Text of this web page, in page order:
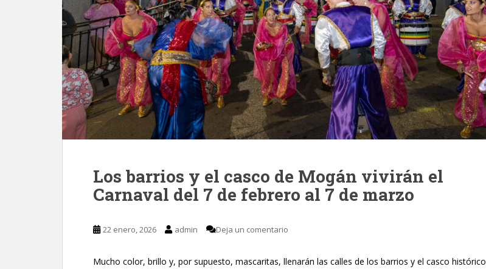
Los barrios y el casco de Mogán vivirán el
Carnaval del 7 de febrero al 7 de marzo
22 enero, 2026 admin Deja un comentario
Mucho color, brillo y, por supuesto, mascaritas, llenarán las calles de los barrios y el casco histórico